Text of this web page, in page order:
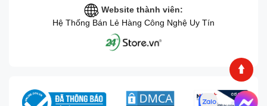
Website thành viên:
Hệ Thống Bán Lẻ Hàng Công Nghệ Uy Tín